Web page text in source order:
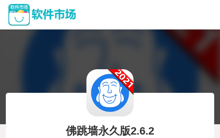
佛跳墙永久版2.6.2